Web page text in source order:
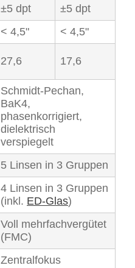
±5 dpt
±5 dpt
< 4,5"
< 4,5"
27,6 17,6
Schmidt-Pechan,
BaK4,
phasenkorrigiert,
dielektrisch
verspiegelt
5 Linsen in 3 Gruppen
4 Linsen in 3 Gruppen
(inkl. ED-Glas)
Voll mehrfachvergütet
(FMC)
Zentralfokus